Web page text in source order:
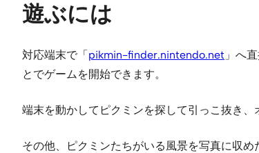
遊ぶには
対応端末で「pikmin-finder.nintendo.net 」へ
とでゲームを開始できます。
端末を動かしてピクミンを探して引っこ抜き、
その他、ピクミンたちがいる風景を写真に収